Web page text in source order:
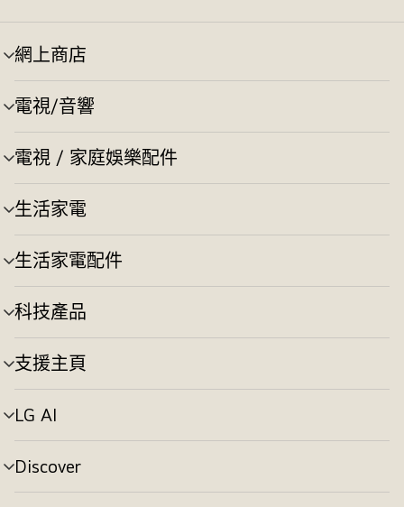
網上商店
選
單
切
換
電視/音響
選
單
切
換
電視 / 家庭娛樂配件
選
單
切
換
生活家電
選
單
切
換
生活家電配件
選
單
切
換
科技產品
選
單
切
換
支援主頁
選
單
切
換
LG AI
選
單
切
換
Discover
選
單